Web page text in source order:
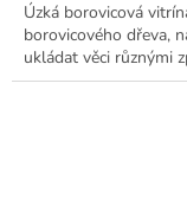
Úzká borovicová
borovicového dřeva,
ukládat věci různými